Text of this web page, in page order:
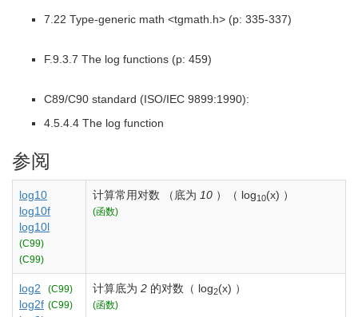
7.22 Type-generic math <tgmath.h> (p: 335-337)
F.9.3.7 The log functions (p: 459)
C89/C90 standard (ISO/IEC 9899:1990):
4.5.4.4 The log function
参阅
log10
log10f
log10l
(C99)
(C99)
计算常用对数 （底为 10 ）（ log10(x) ）
(函数)
log2
log2f
(C99)
(C99)
计算底为 2 的对数（ log2(x) ）
(函数)